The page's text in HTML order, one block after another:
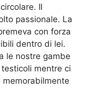
Il
passionale. La
con forza
dentro di lei.
le nostre gambe
mentre ci
memorabilmente